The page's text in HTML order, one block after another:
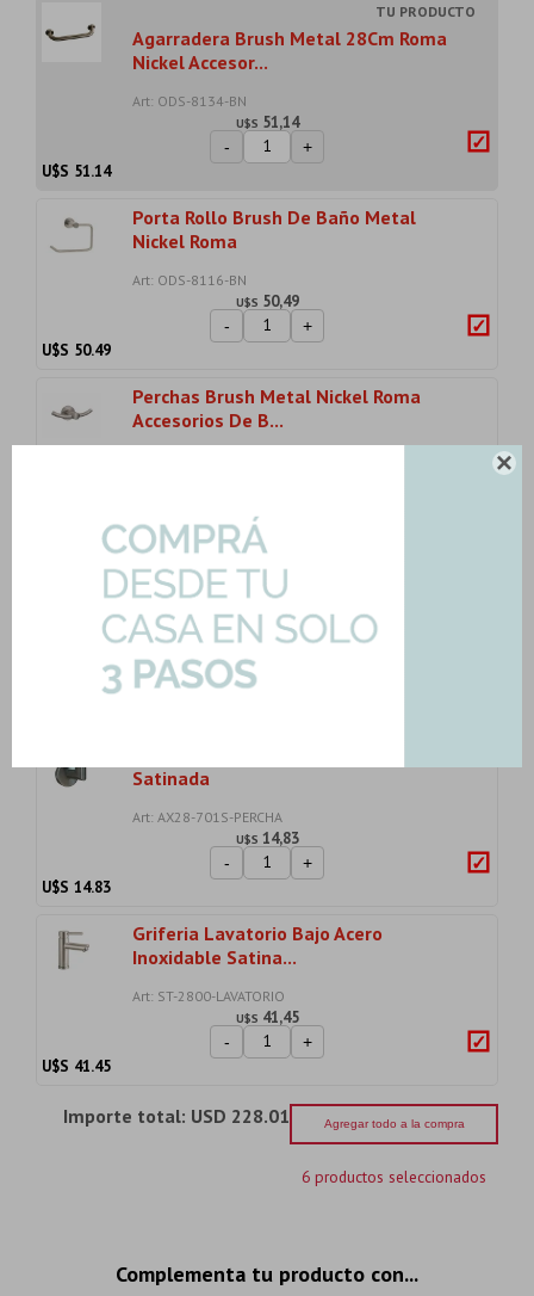

Agarradera Brush Metal 28Cm Roma
Nickel Accesor...
Art: ODS-8134-BN
U$S 51,14
- +
U$S 51.14
Porta Rollo Brush De Baño Metal
Nickel Roma
Art: ODS-8116-BN
U$S 50,49
- +
U$S 50.49
Perchas Brush Metal Nickel Roma
Accesorios De B...
26.72
Toallero Aro Brush Metal Nickel Roma
Nickel
Art: ODS-8113-BN
U$S
-
Satinada
Art: AX28-701S-PERCHA
U$S 14,83
- +
U$S 14.83
Griferia Lavatorio Bajo Acero
Inoxidable Satina...
Art: ST-2800-LAVATORIO
U$S 41,45
- +
U$S 41.45
Importe total: USD 228.01 Agregar todo a la compra
6 productos seleccionados
Complementa tu producto con...